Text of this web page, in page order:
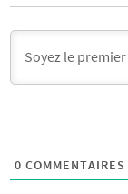
0 COMMENTAIRES